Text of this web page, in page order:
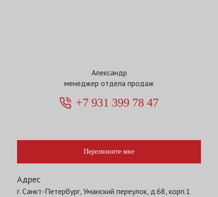
Александр
менеджер отдела продаж
+7 931 399 78 47
Перезвоните мне
Адрес
г. Санкт-Петербург, Уманский переулок, д.68, корп.1